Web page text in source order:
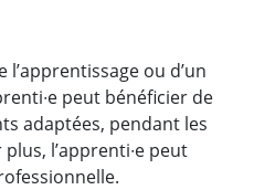
ou d’un
peut bénéficier de
adaptées, pendant les
l’apprenti∙e peut